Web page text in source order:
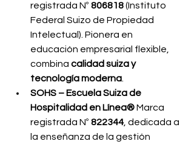
registrada Nº 806818 (Instituto
Federal Suizo de Propiedad
Intelectual). Pionera en
educación empresarial flexible,
combina calidad suiza y
tecnología moderna
SOHS – Escuela Suiza de
Hospitalidad en Línea® Marca
registrada Nº 822344, dedicada a
la enseñanza de la gestión